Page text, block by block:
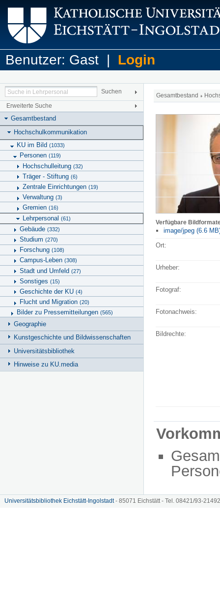
Benutzer: Gast | Login
Erweiterte Suche
Gesamtbestand
Hochschulkommunikation
KU im Bild (1033)
Personen (119)
Hochschulleitung (32)
Träger - Stiftung (6)
Zentrale Einrichtungen (19)
Verwaltung (3)
Gremien (16)
Lehrpersonal (61)
Gebäude (332)
Studium (270)
Forschung (108)
Campus-Leben (308)
Stadt und Umfeld (27)
Sonstiges (15)
Geschichte der KU (4)
Flucht und Migration (20)
Bilder zu Pressemitteilungen (565)
Geographie
Kunstgeschichte und Bildwissenschaften
Universitätsbibliothek
Hinweise zu KU.media
Gesamtbestand
Verfügbare
image/jpeg (6.6
Ort:
Urheber:
Fotograf:
Fotonachweis:
Bildrechte:
Universitätsbibliothek Eichstätt-Ingolstadt- 85071 Eichstätt - Tel. 08421/93-